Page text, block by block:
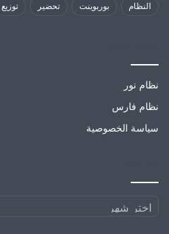
النظام بوربوينت تحضير توزيع
نظام نور
نظام فارس
سياسة الخصوصية
الارشيف